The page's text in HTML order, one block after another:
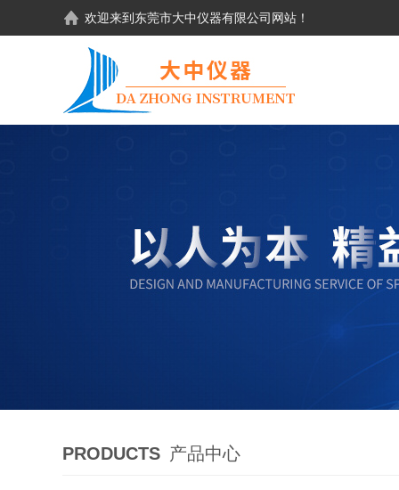
欢迎来到东莞市大中仪器有限公司网站！
PRODUCTS 产品中心